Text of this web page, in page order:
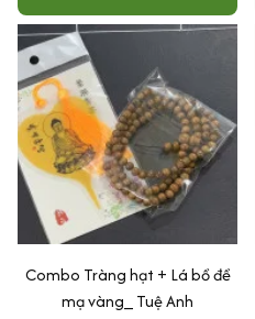
Combo Tràng hạt + Lá bồ đề
mạ vàng_ Tuệ Anh